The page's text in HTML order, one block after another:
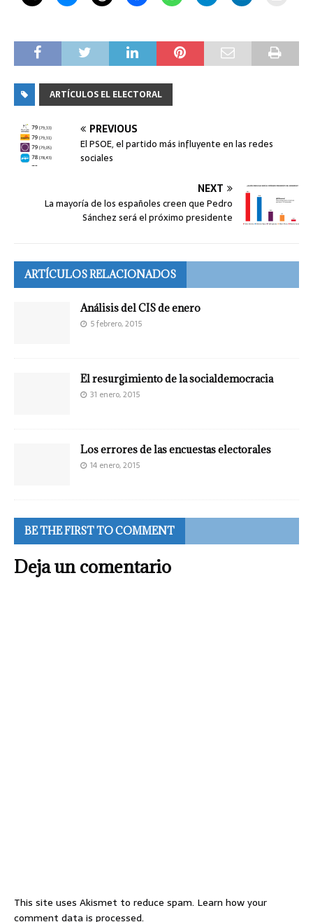
ARTÍCULOS EL ELECTORAL
PREVIOUS
El PSOE, el partido más influyente en las redes
sociales
NEXT
La mayoría de los españoles creen que Pedro
Sánchez será el próximo presidente
ARTÍCULOS RELACIONADOS
Análisis del CIS de enero
5 febrero, 2015
El resurgimiento de la socialdemocracia
31 enero, 2015
Los errores de las encuestas electorales
14 enero, 2015
BE THE FIRST TO COMMENT
Deja un comentario
This site uses Akismet to reduce spam. Learn how your
comment data is processed.